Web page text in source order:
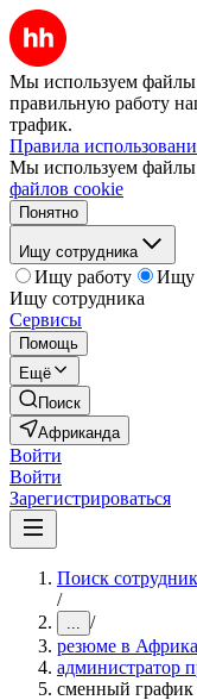
Мы используем файлы
правильную работу
трафик.
Правила
Мы используем файлы
файлов cookie
Понятно
Ищу сотрудника
Ищу работу
Ищу
Ищу сотрудника
Сервисы
Помощь
Ещё
Поиск
Африканда
Войти
Войти
Зарегистрироваться
Поиск
/
... /
резюме в
администратор
сменный график